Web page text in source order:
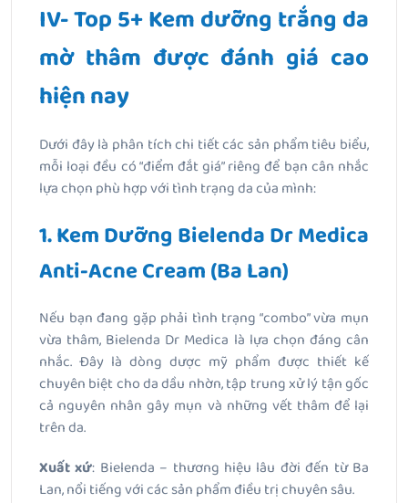
IV- Top 5+ Kem dưỡng trắng da
mờ thâm được đánh giá cao
hiện nay
Dưới đây là phân tích chi tiết các sản phẩm tiêu biểu,
mỗi loại đều có “điểm đắt giá” riêng để bạn cân nhắc
lựa chọn phù hợp với tình trạng da của mình:
1. Kem Dưỡng Bielenda Dr Medica
Anti-Acne Cream (Ba Lan)
Nếu bạn đang gặp phải tình trạng “combo” vừa mụn
vừa thâm, Bielenda Dr Medica là lựa chọn đáng cân
nhắc. Đây là dòng dược mỹ phẩm được thiết kế
chuyên biệt cho da dầu nhờn, tập trung xử lý tận gốc
cả nguyên nhân gây mụn và những vết thâm để lại
trên da.
Xuất xứ: Bielenda – thương hiệu lâu đời đến từ Ba
Lan, nổi tiếng với các sản phẩm điều trị chuyên sâu.